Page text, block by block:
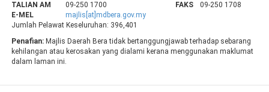
TALIAN AM 09-250 1700 FAKS
09-250 1708
E-MEL
majlis[at]mdbera.gov.my
Jumlah Pelawat Keseluruhan: 396,401
Penafian: Majlis Daerah Bera tidak bertanggungjawab terhadap sebarang
kehilangan atau kerosakan yang dialami kerana menggunakan maklumat
dalam laman ini.